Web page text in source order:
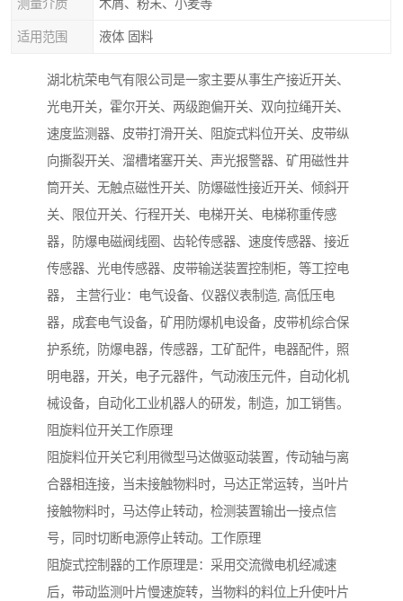
测量介质 木屑、粉末、小麦等
适用范围 液体 固料
湖北杭荣电气有限公司是一家主要从事生产接近开关、
光电开关，霍尔开关、两级跑偏开关、双向拉绳开关、
速度监测器、皮带打滑开关、阻旋式料位开关、皮带纵
向撕裂开关、溜槽堵塞开关、声光报警器、矿用磁性井
筒开关、无触点磁性开关、防爆磁性接近开关、倾斜开
关、限位开关、行程开关、电梯开关、电梯称重传感
器，防爆电磁阀线圈、齿轮传感器、速度传感器、接近
传感器、光电传感器、皮带输送装置控制柜，等工控电
器， 主营行业：电气设备、仪器仪表制造, 高低压电
器，成套电气设备，矿用防爆机电设备，皮带机综合保
护系统，防爆电器，传感器，工矿配件，电器配件，照
明电器，开关，电子元器件，气动液压元件，自动化机
械设备，自动化工业机器人的研发，制造，加工销售。
阻旋料位开关工作原理
阻旋料位开关它利用微型马达做驱动装置，传动轴与离
合器相连接，当未接触物料时，马达正常运转，当叶片
接触物料时，马达停止转动，检测装置输出一接点信
号，同时切断电源停止转动。工作原理
阻旋式控制器的工作原理是：采用交流微电机经减速
后，带动监测叶片慢速旋转，当物料的料位上升使叶片